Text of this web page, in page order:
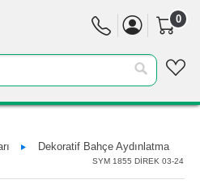
0
Dekoratif Bahçe Aydınlatma
SYM 1855 DİREK 03-24